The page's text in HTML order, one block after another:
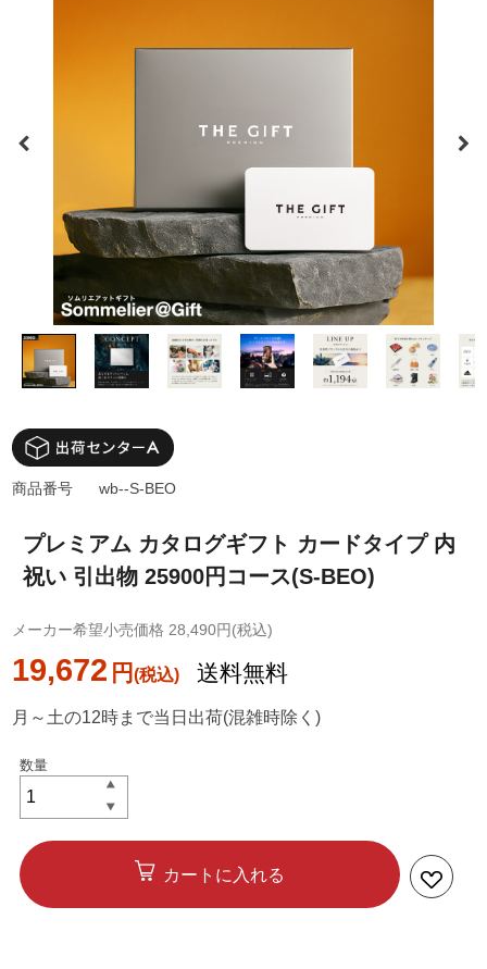
プレミアム カタログギフト カードタイプ 内
祝い 引出物 25900円コース(S-BEO)
メーカー希望小売価格 28,490円(税込)
19,672 円 送料無料
商品番号 wb--S-BEO
月～土の12時まで当日出荷(混雑時除く)
カートに入れる